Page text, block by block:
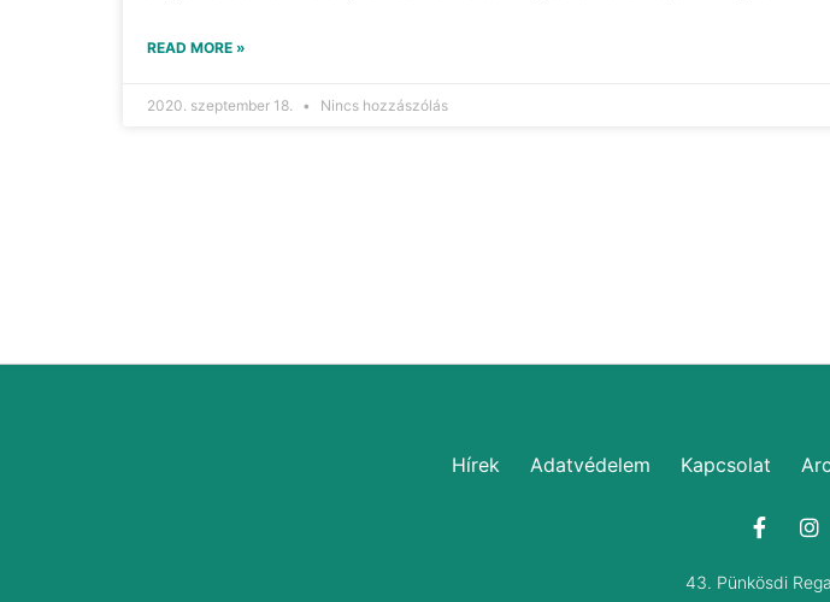
READ MORE »
2020. szeptember 18. Nincs hozzászólás
Hírek Adatvédelem Kapcsolat
43. Pünkösdi